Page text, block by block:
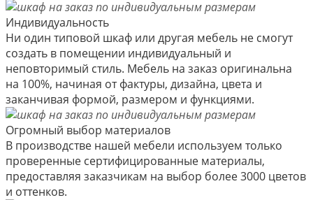
Индивидуальность
Ни один типовой шкаф или другая мебель не смогут
создать в помещении индивидуальный и
неповторимый стиль. Мебель на заказ оригинальна
на 100%, начиная от фактуры, дизайна, цвета и
заканчивая формой, размером и функциями.
Огромный выбор материалов
В производстве нашей мебели используем только
проверенные сертифицированные материалы,
предоставляя заказчикам на выбор более 3000 цветов
и оттенков.